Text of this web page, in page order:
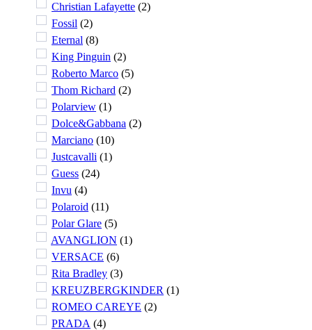
Christian Lafayette (2)
Fossil (2)
Eternal (8)
King Pinguin (2)
Roberto Marco (5)
Thom Richard (2)
Polarview (1)
Dolce&Gabbana (2)
Marciano (10)
Justcavalli (1)
Guess (24)
Invu (4)
Polaroid (11)
Polar Glare (5)
AVANGLION (1)
VERSACE (6)
Rita Bradley (3)
KREUZBERGKINDER (1)
ROMEO CAREYE (2)
PRADA (4)